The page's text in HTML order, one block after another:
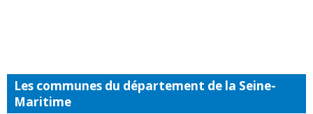
Les communes du département de la Seine-
Maritime